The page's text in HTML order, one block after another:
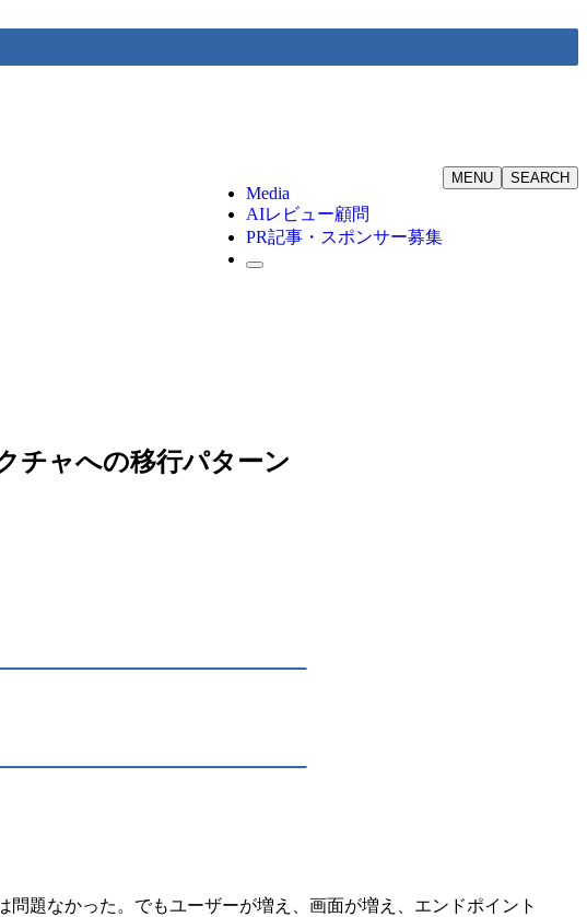
Media
AIレビュー顧問
PR記事・スポンサー募集
SEARCH
MENU
チャへの移行パターン
題なかった。でもユーザーが増え、画面が増え、エンドポイント